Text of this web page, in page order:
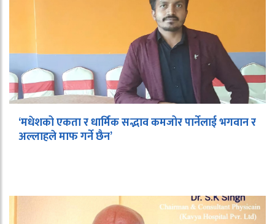
‘मधेशको एकता र धार्मिक सद्भाव कमजोर पार्नेलाई भगवान र
अल्लाहले माफ गर्ने छैन’